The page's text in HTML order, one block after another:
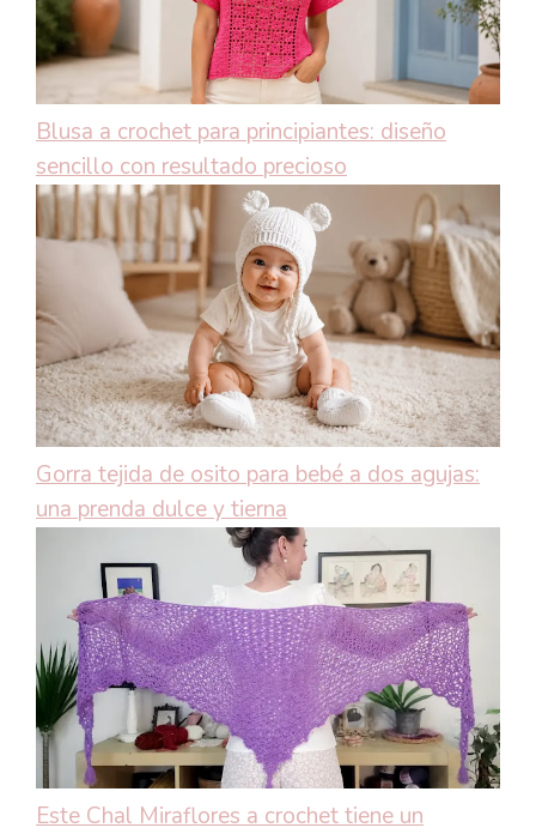
Blusa a crochet para principiantes: diseño
sencillo con resultado precioso
Gorra tejida de osito para bebé a dos agujas:
una prenda dulce y tierna
Este Chal Miraflores a crochet tiene un